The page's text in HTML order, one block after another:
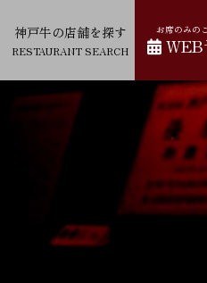
神戸牛の店舗を探す
RESTAURANT SEARCH
お席のみの